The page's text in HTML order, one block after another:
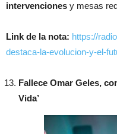
intervenciones y mesas
Link de la nota: https://
destaca-la-evolucion-y-el-
Fallece Omar Geles,
Vida’